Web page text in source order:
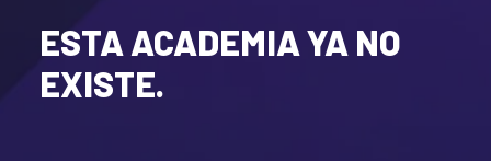
ESTA ACADEMIA YA NO
EXISTE.